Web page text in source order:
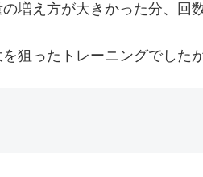
増え方が大きかった分、回
狙ったトレーニングでした